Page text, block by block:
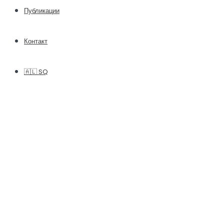
Публикации
Контакт
🇦🇱 SQ